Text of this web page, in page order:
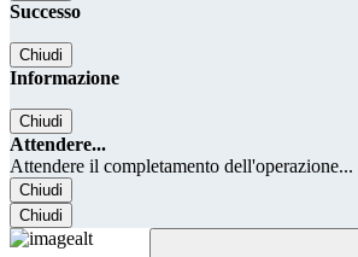
Successo
Chiudi
Informazione
Chiudi
Attendere...
Attendere il completamento dell'operazione...
Chiudi
Chiudi